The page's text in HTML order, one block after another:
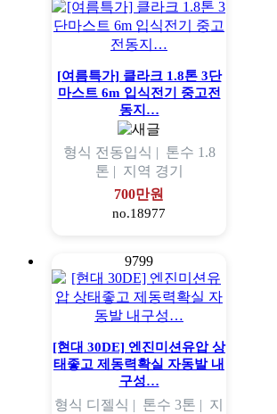
[여름특가] 클라크 1.8톤 3단
마스트 6m 입식전기 중고전
동지…
형식 전동입식 | 톤수 1.8
톤 | 지역 경기
700만원
no.18977
9799
[현대 30DE] 엔진미션유압 상
태좋고 제동력확실 자동발 내
구성…
형식 디젤식 | 톤수 3톤 | 지